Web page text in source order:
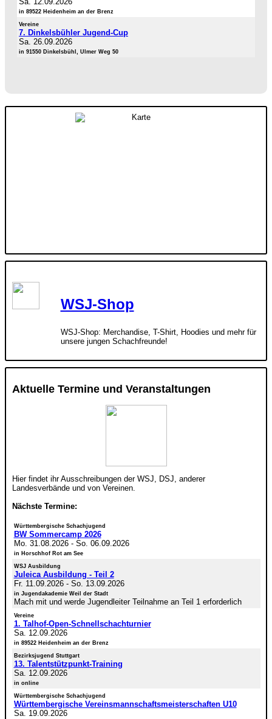
in 89522 Heidenheim an der Brenz
Vereine
7. Dinkelsbühler Jugend-Cup
Sa. 26.09.2026
in 91550 Dinkelsbühl, Ulmer Weg 50
WSJ-Shop
WSJ-Shop: Merchandise, T-Shirt, Hoodies und mehr für
unsere jungen Schachfreunde!
Aktuelle Termine und Veranstaltungen
Hier findet ihr Ausschreibungen der WSJ, DSJ, anderer
Landesverbände und von Vereinen.
Nächste Termine:
Württembergische Schachjugend
BW Sommercamp 2026
Mo. 31.08.2026- So. 06.09.2026
in Horschhof Rot am See
WSJ Ausbildung
Juleica Ausbildung - Teil 2
Fr. 11.09.2026- So. 13.09.2026
in Jugendakademie Weil der Stadt
Mach mit und werde Jugendleiter Teilnahme an Teil 1 erforderlich
Vereine
1. Talhof-Open-Schnellschachturnier
Sa. 12.09.2026
in 89522 Heidenheim an der Brenz
Bezirksjugend Stuttgart
13. Talentstützpunkt-Training
Sa. 12.09.2026
in online
Württembergische Schachjugend
Württembergische Vereinsmannschaftsmeisterschaften U10
Sa. 19.09.2026